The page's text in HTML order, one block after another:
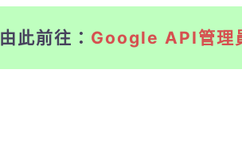
由此前往： Google API管理